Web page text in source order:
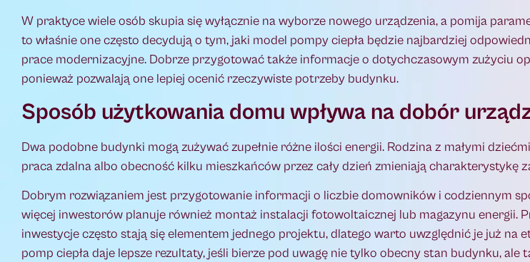
W praktyce wiele osób skupia się wyłącznie na wyborze nowego urządzenia, a pomija
to właśnie one często decydują o tym, jaki model pompy ciepła będzie najbardziej
prace modernizacyjne. Dobrze przygotować także informacje o dotychczasowym zużyciu
ponieważ pozwalają one lepiej ocenić rzeczywiste potrzeby budynku.
Sposób użytkowania domu wpływa na dobór
Dwa podobne budynki mogą zużywać zupełnie różne ilości energii. Rodzina z małymi
praca zdalna albo obecność kilku mieszkańców przez cały dzień zmieniają charakterystykę
Dobrym rozwiązaniem jest przygotowanie informacji o liczbie domowników i codziennym
więcej inwestorów planuje również montaż instalacji fotowoltaicznej lub magazynu energii.
inwestycje często stają się elementem jednego projektu, dlatego warto uwzględnić je już na
pomp ciepła daje lepsze rezultaty, jeśli bierze pod uwagę nie tylko obecny stan budynku, ale